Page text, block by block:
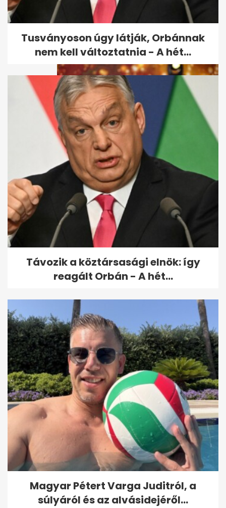
Curtis kiszámolta, mennyi
pénzt drogozott el - maga is
megdöbbent...
Vajna Tímea elhagyja az
országot - elárulta, mit fog
csinálni egy...
Tusványoson úgy látják, Orbánnak
nem kell változtatnia - A hét...
Távozik a köztársasági elnök: így
reagált Orbán - A hét...
Magyar Pétert Varga Juditról, a
súlyáról és az alvásidejéről...